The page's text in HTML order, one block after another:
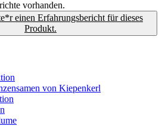
vorhanden.
einen Erfahrungsbericht für dieses
Produkt.
von Kiepenkerl